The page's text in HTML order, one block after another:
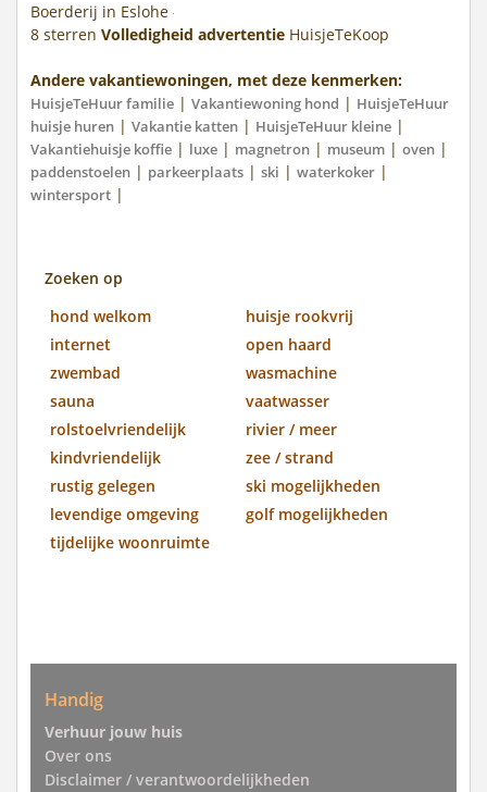
Boerderij in Eslohe
8 sterren Volledigheid advertentie HuisjeTeKoop
Andere vakantiewoningen, met deze kenmerken:
HuisjeTeHuur familie | Vakantiewoning hond | HuisjeTeHuur
huisje huren | Vakantie katten | HuisjeTeHuur kleine |
Vakantiehuisje koffie | luxe | magnetron | museum | oven |
paddenstoelen | parkeerplaats | ski | waterkoker |
wintersport |
Zoeken op
hond welkom
huisje rookvrij
internet
open haard
zwembad
wasmachine
sauna
vaatwasser
rolstoelvriendelijk
rivier / meer
kindvriendelijk
zee / strand
rustig gelegen
ski mogelijkheden
levendige omgeving
golf mogelijkheden
tijdelijke woonruimte
Handig
Verhuur jouw huis
Over ons
Disclaimer / verantwoordelijkheden